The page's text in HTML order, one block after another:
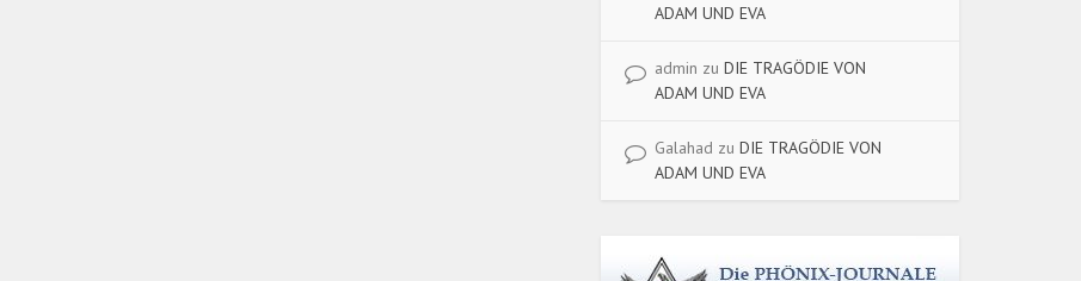
ADAM UND EVA
admin zu DIE TRAGÖDIE VON
ADAM UND EVA
Galahad zu DIE TRAGÖDIE VON
ADAM UND EVA